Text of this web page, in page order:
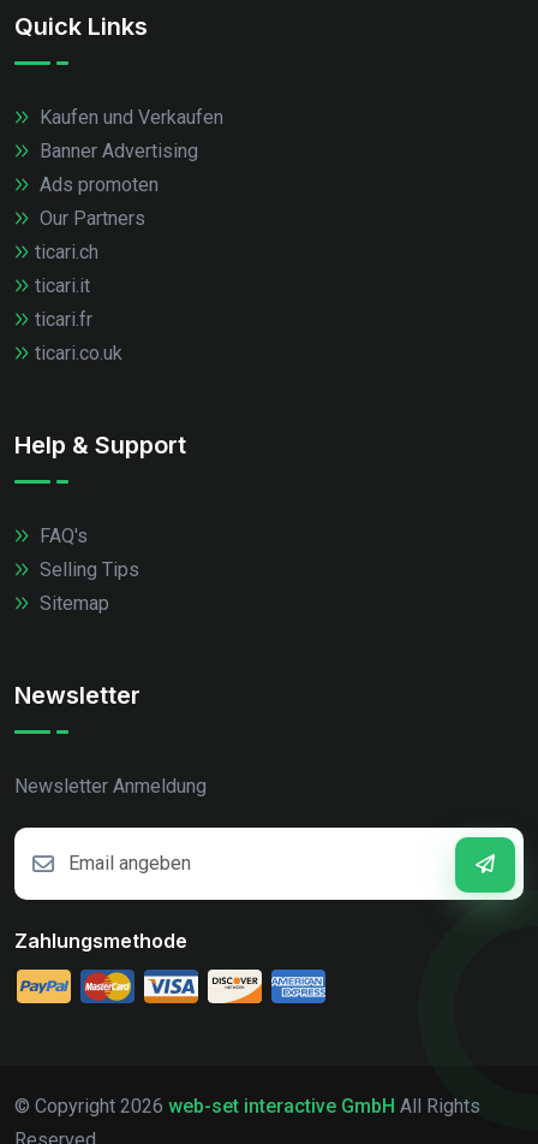
Quick Links
Kaufen und Verkaufen
Banner Advertising
Ads promoten
Our Partners
ticari.ch
ticari.it
ticari.fr
ticari.co.uk
Help & Support
FAQ's
Selling Tips
Sitemap
Newsletter
Newsletter Anmeldung
Zahlungsmethode
© Copyright 2026 web-set interactive GmbH All Rights